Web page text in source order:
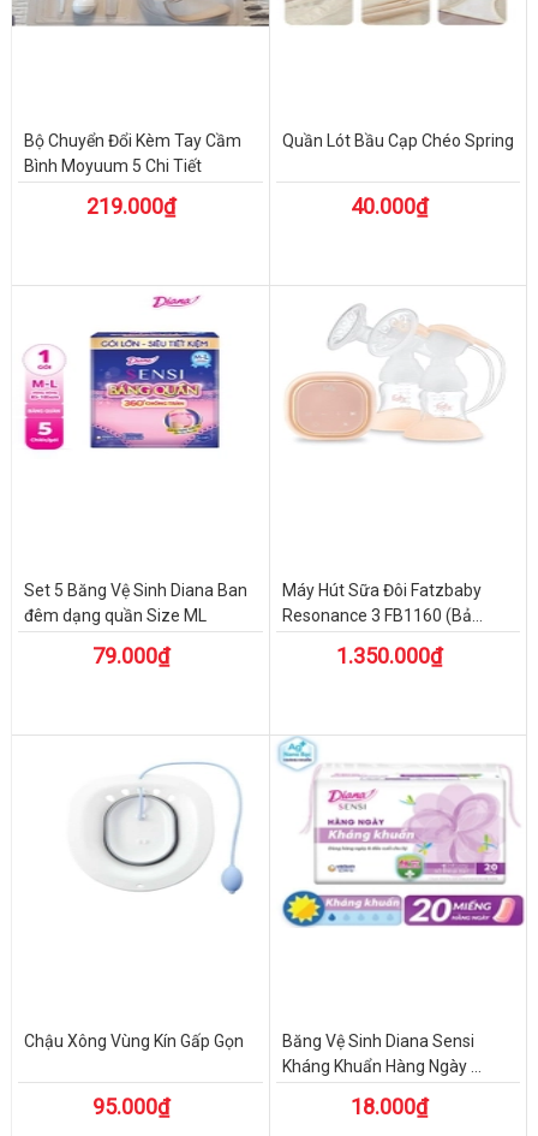
Bộ Chuyển Đổi Kèm Tay Cầm
Bình Moyuum 5 Chi Tiết
219.000₫
Quần Lót Bầu Cạp Chéo Spring
40.000₫
Set 5 Băng Vệ Sinh Diana Ban
đêm dạng quần Size ML
79.000₫
Máy Hút Sữa Đôi Fatzbaby
Resonance 3 FB1160 (Bả...
1.350.000₫
Chậu Xông Vùng Kín Gấp Gọn
95.000₫
Băng Vệ Sinh Diana Sensi
Kháng Khuẩn Hàng Ngày ...
18.000₫